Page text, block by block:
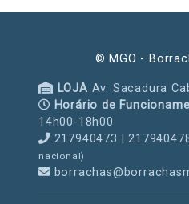
© MGO -
LOJA Av. Sacadura
Horário de
14h00-18h00
217940473 |
nacional)